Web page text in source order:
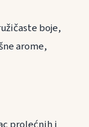
boje,
arome,